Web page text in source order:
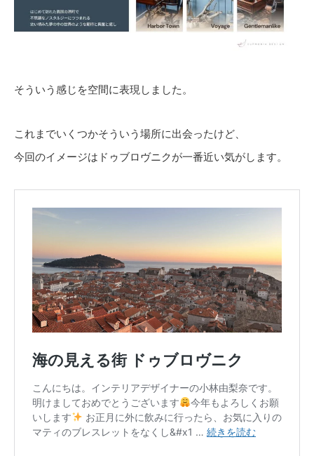
そういう感じを空間に表現しました。
これまでいくつかそういう場所に出会ったけど、
今回のイメージはドゥブロヴニクが一番近い気がします。